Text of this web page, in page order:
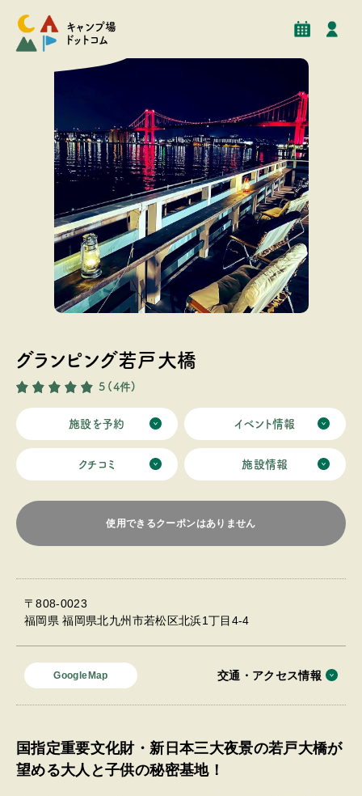
キャンプ場
ドットコム
予約 施設情報
グランピング若戸大橋
5 (4件)
施設を予約 イベント情報
クチコミ 施設情報
使用できるクーポンはありません
〒808-0023
福岡県 福岡県北九州市若松区北浜1丁目4-4
GoogleMap 交通・アクセス情報
国指定重要文化財・新日本三大夜景の若戸大橋が
望める大人と子供の秘密基地！